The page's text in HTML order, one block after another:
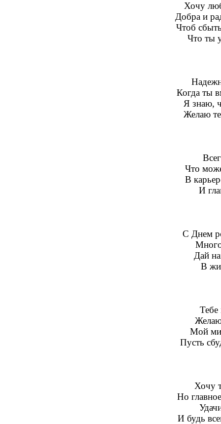
Хочу
Добра и
Чтоб
Что ты
Когда ты
Я знаю,
Желаю
Что
В
И
С Днем
Много
Дай
В
Тебе
Мой
Пусть
Хочу
Но
И будь